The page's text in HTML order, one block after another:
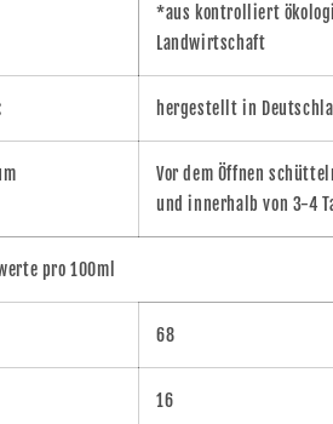
*aus kontrolliert
Landwirtschaft
hergestellt in
Vor dem Öffnen
und innerhalb von 3-4
pro 100ml
68
16